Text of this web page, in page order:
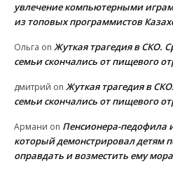
увлечение компьютерными
из топовых программистов
Ольга on Жуткая трагедия в СКО.
семьи скончались от пищевого
дмитрий on Жуткая трагедия в
семьи скончались от пищевого
Армани on Пенсионера-педофила
который демонстрировал детям
оправдать и возместить ему